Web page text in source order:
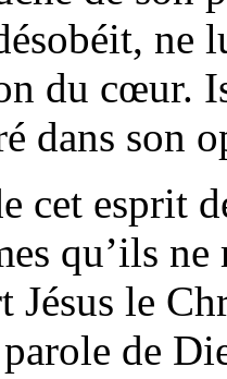
ne
du cœur.
dans son
cet esprit
qu’ils
Jésus le
de